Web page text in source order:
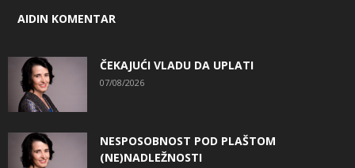
AIDIN KOMENTAR
ČEKAJUĆI VLADU DA UPLATI
07/08/2026
NESPOSOBNOST POD PLAŠTOM
(NE)NADLEŽNOSTI